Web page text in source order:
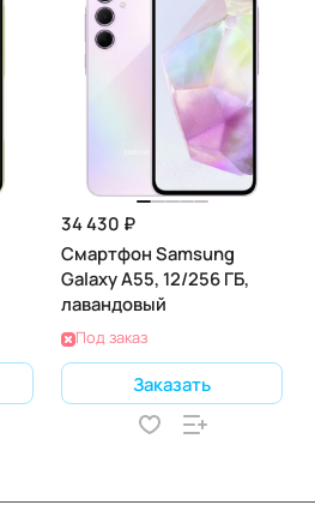
34 430 ₽
Смартфон Samsung
Galaxy A55, 12/256 ГБ,
лавандовый
Под заказ
Заказать